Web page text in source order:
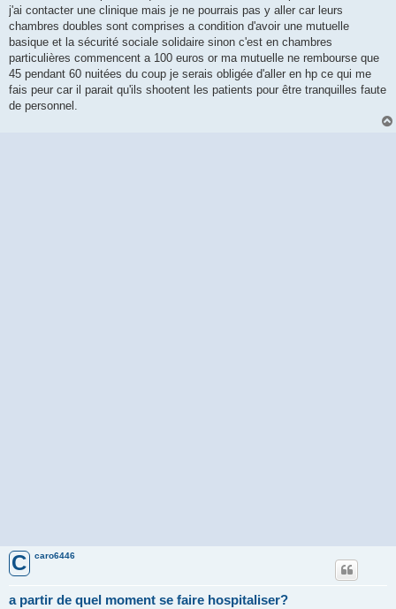
j'ai contacter une clinique mais je ne pourrais pas y aller car leurs
chambres doubles sont comprises a condition d'avoir une mutuelle
basique et la sécurité sociale solidaire sinon c'est en chambres
particulières commencent a 100 euros or ma mutuelle ne rembourse que
45 pendant 60 nuitées du coup je serais obligée d'aller en hp ce qui me
fais peur car il parait qu'ils shootent les patients pour être tranquilles faute
de personnel.
C caro6446
a partir de quel moment se faire hospitaliser?